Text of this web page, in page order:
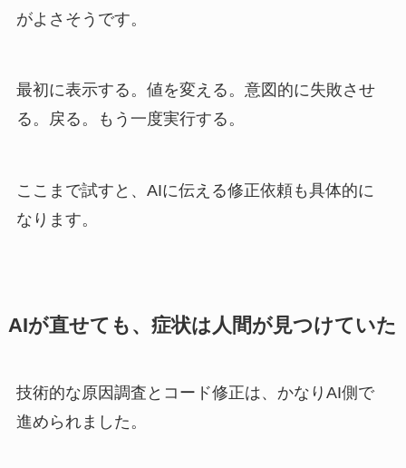
がよさそうです。
最初に表示する。値を変える。意図的に失敗させ
る。戻る。もう一度実行する。
ここまで試すと、AIに伝える修正依頼も具体的に
なります。
AIが直せても、症状は人間が見つけていた
技術的な原因調査とコード修正は、かなりAI側で
進められました。